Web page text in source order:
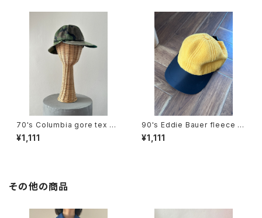
70's Columbia gore tex ne
ck flap hat
¥1,111
90's Eddie Bauer fleece b
aseball cap
¥1,111
その他の商品